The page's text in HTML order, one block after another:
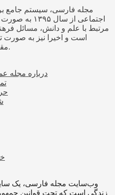
مجله فارسی، سیستم جامع
اجتماعی از
مرتبط با علم و دانش، مسائل
است و اخیرا نیز به صورت
مقالات این حوزه‌ها فعالیت می کند.
درباره مجله
وب‌سایت مجله فارسی، یک
زندگی است که تحت قوانین